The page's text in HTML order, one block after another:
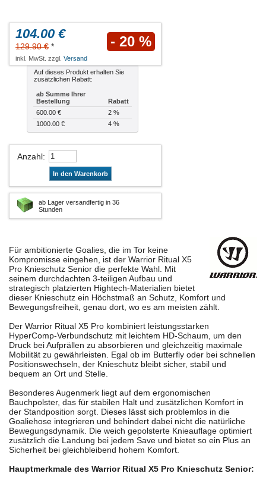
104.00 €
129.90 € * - 20 %
inkl. MwSt. zzgl. Versand
Auf dieses Produkt erhalten Sie
zusätzlichen Rabatt:
ab Summe Ihrer
Bestellung
Rabatt
600.00 €
2 %
1000.00 €
4 %
Anzahl:
In den Warenkorb
ab Lager versandfertig in 36
Stunden
Für ambitionierte Goalies, die im Tor keine
Kompromisse eingehen, ist der Warrior Ritual X5
Pro Knieschutz Senior die perfekte Wahl. Mit
seinem durchdachten 3-teiligen Aufbau und
strategisch platzierten Hightech-Materialien bietet
dieser Knieschutz ein Höchstmaß an Schutz, Komfort und
Bewegungsfreiheit, genau dort, wo es am meisten zählt.
Der Warrior Ritual X5 Pro kombiniert leistungsstarken
HyperComp-Verbundschutz mit leichtem HD-Schaum, um den
Druck bei Aufprällen zu absorbieren und gleichzeitig maximale
Mobilität zu gewährleisten. Egal ob im Butterfly oder bei schnellen
Positionswechseln, der Knieschutz bleibt sicher, stabil und
bequem an Ort und Stelle.
Besonderes Augenmerk liegt auf dem ergonomischen
Bauchpolster, das für stabilen Halt und zusätzlichen Komfort in
der Standposition sorgt. Dieses lässt sich problemlos in die
Goaliehose integrieren und behindert dabei nicht die natürliche
Bewegungsdynamik. Die weich gepolsterte Knieauflage optimiert
zusätzlich die Landung bei jedem Save und bietet so ein Plus an
Sicherheit bei gleichbleibend hohem Komfort.
Hauptmerkmale des Warrior Ritual X5 Pro Knieschutz Senior: